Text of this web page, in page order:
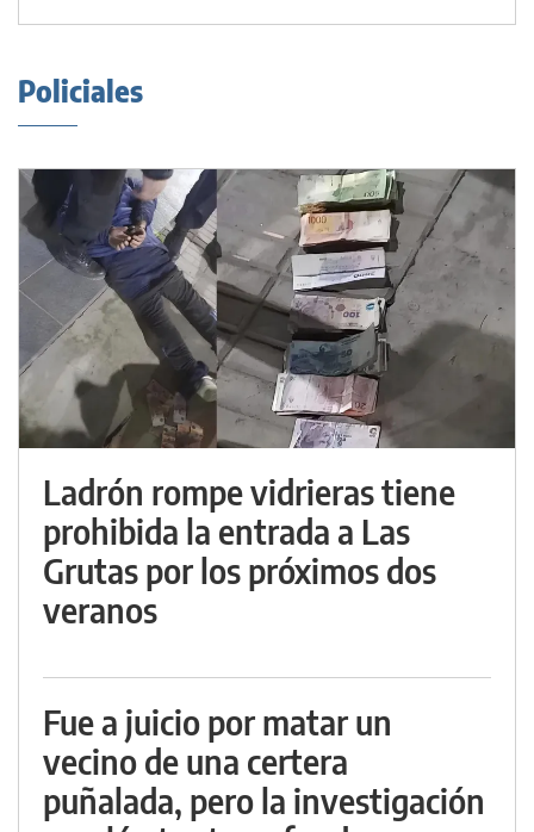
Policiales
Ladrón rompe vidrieras tiene
prohibida la entrada a Las
Grutas por los próximos dos
veranos
Fue a juicio por matar un
vecino de una certera
puñalada, pero la investigación